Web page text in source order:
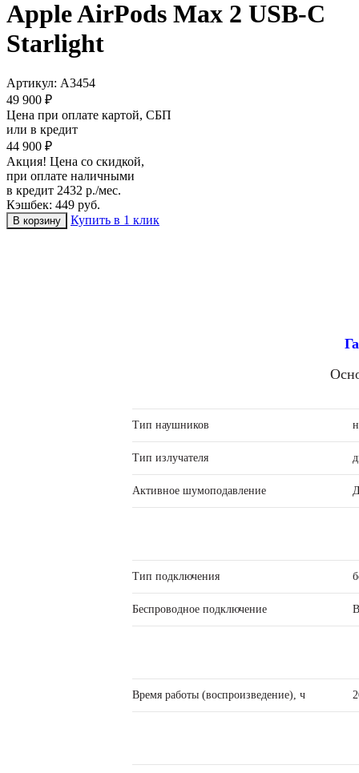
Apple AirPods Max 2 USB-C
Starlight
Артикул: A3454
49 900 ₽
Цена при оплате картой, СБП
или в кредит
44 900 ₽
Акция! Цена со скидкой,
при оплате наличными
в кредит 2432 р./мес.
Кэшбек: 449 руб.
Купить в 1 клик
Тип наушников
Тип излучателя
Активное шумоподавление
Тип подключения
Беспроводное подключение
Время работы (воспроизведение), ч